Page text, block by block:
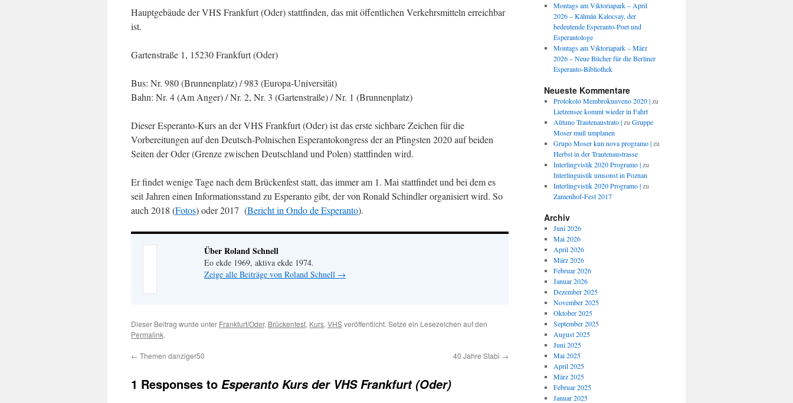
Hauptgebäude der VHS Frankfurt (Oder) stattfinden, das mit öffentlichen Verkehrsmitteln erreichbar
ist.
Gartenstraße 1, 15230 Frankfurt (Oder)
Bus: Nr. 980 (Brunnenplatz) / 983 (Europa-Universität)
Bahn: Nr. 4 (Am Anger) / Nr. 2, Nr. 3 (Gartenstraße) / Nr. 1 (Brunnenplatz)
Dieser Esperanto-Kurs an der VHS Frankfurt (Oder) ist das erste sichbare Zeichen für die
Vorbereitungen auf den Deutsch-Polnischen Esperantokongress der an Pfingsten 2020 auf beiden
Seiten der Oder (Grenze zwischen Deutschland und Polen) stattfinden wird.
Er findet wenige Tage nach dem Brückenfest statt, das immer am 1. Mai stattfindet und bei dem es
seit Jahren einen Informationsstand zu Esperanto gibt, der von Ronald Schindler organisiert wird. So
auch 2018 (Fotos) oder 2017 (Bericht in Ondo de Esperanto).
Über Roland Schnell
Eo ekde 1969, aktiva ekde 1974.
Zeige alle Beiträge von Roland Schnell →
Dieser Beitrag wurde unter Frankfurt/Oder, Brückenfest, Kurs, VHSveröffentlicht. Setze ein Lesezeichen auf den
Permalink.
← Themen danziger50 40 Jahre Stabi →
1 Responses to Esperanto Kurs der VHS Frankfurt (Oder)
Montags am Viktoriapark – April
2026 – Kálmán Kalocsay, der
bedeutende Esperanto-Poet und
Esperantologe
Montags am Viktoriapark – März
2026 – Neue Bücher für die Berliner
Esperanto-Bibliothek
Neueste Kommentare
Protokolo Membrokunveno 2020 |zu
Lietzensee kommt wieder in Fahrt
Aŭtuno Trautenaustrato |zu Gruppe
Moser muß umplanen
Grupo Moser kun nova programo |zu
Herbst in der Trautenaustrasse
Interlingvistik 2020 Programo |zu
Interlinguistik umsonst in Poznan
Interlingvistik 2020 Programo |zu
Zamenhof-Fest 2017
Archiv
Juni 2026
Mai 2026
April 2026
März 2026
Februar 2026
Januar 2026
Dezember 2025
November 2025
Oktober 2025
September 2025
August 2025
Juni 2025
Mai 2025
April 2025
März 2025
Februar 2025
Januar 2025